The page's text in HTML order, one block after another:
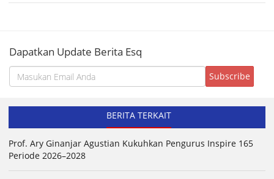
Dapatkan Update Berita Esq
BERITA TERKAIT
Prof. Ary Ginanjar Agustian Kukuhkan Pengurus Inspire 165
Periode 2026–2028